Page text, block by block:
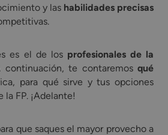
y las habilidades precisas
es el de los profesionales de la
continuación, te contaremos qué
para qué sirve y tus opciones
la FP. ¡Adelante!
que saques el mayor provecho a